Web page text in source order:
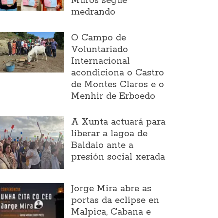
medrando
O Campo de
Voluntariado
Internacional
acondiciona o Castro
de Montes Claros e o
Menhir de Erboedo
A Xunta actuará para
liberar a lagoa de
Baldaio ante a
presión social xerada
Jorge Mira abre as
portas da eclipse en
Malpica, Cabana e